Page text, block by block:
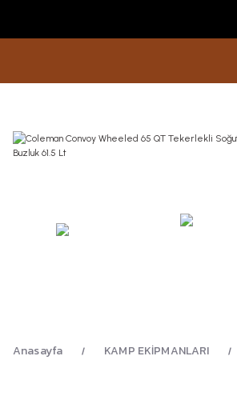
Anasayfa KAMP EKİPMANLARI